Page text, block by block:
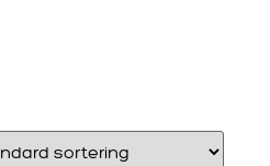
(52)